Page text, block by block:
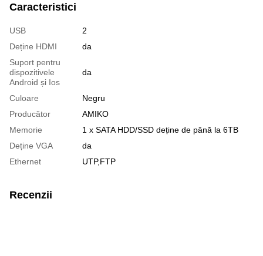
Caracteristici
USB
2
Deține HDMI
da
Suport pentru
dispozitivele
Android și Ios
da
Culoare
Negru
Producător
AMIKO
Memorie
1 x SATA HDD/SSD deține de până la 6TB
Deține VGA
da
Ethernet
UTP,FTP
Recenzii